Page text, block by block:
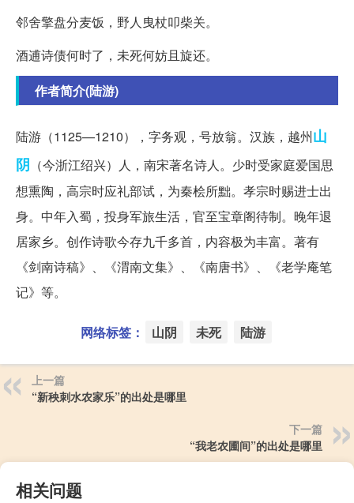
邻舍擎盘分麦饭，野人曳杖叩柴关。
酒逋诗债何时了，未死何妨且旋还。
作者简介(陆游)
陆游（1125—1210），字务观，号放翁。汉族，越州山
阴 （今浙江绍兴）人，南宋著名诗人。少时受家庭爱国思
想熏陶，高宗时应礼部试，为秦桧所黜。孝宗时赐进士出
身。中年入蜀，投身军旅生活，官至宝章阁待制。晚年退
居家乡。创作诗歌今存九千多首，内容极为丰富。著有
《剑南诗稿》、《渭南文集》、《南唐书》、《老学庵笔
记》等。
网络标签： 山阴 未死 陆游
上一篇
“新秧刺水农家乐”的出处是哪里
下一篇
“我老农圃间”的出处是哪里
相关问题